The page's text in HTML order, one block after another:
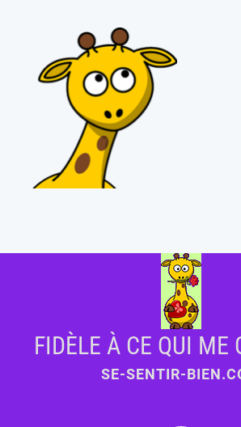
FIDÈLE À CE QUI ME
SE-SENTIR-